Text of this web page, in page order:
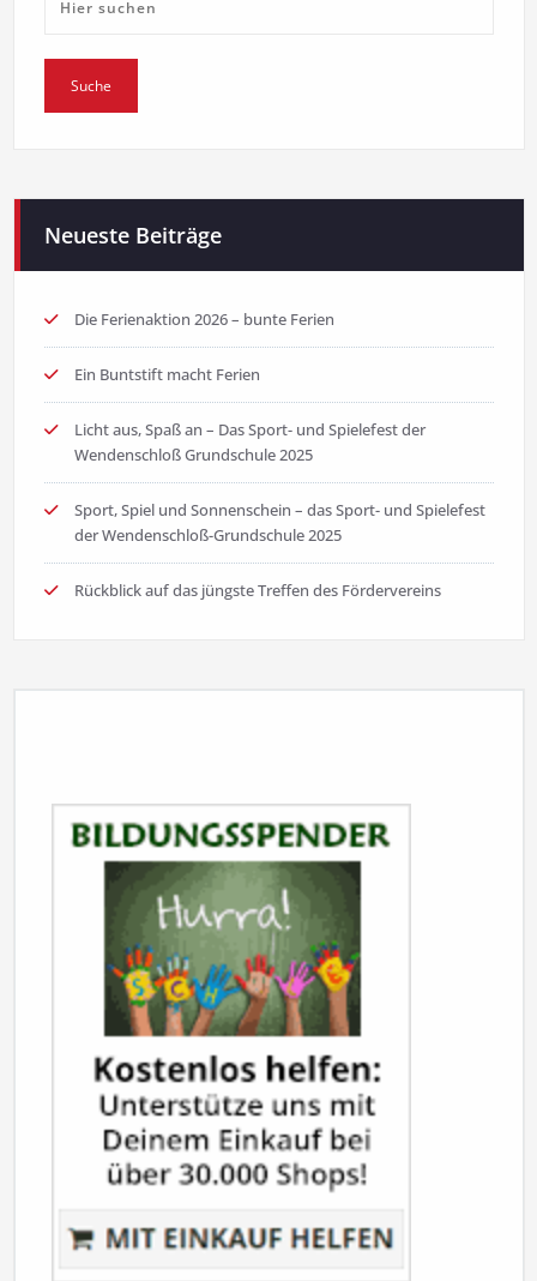
Neueste Beiträge
Die Ferienaktion 2026 – bunte Ferien
Ein Buntstift macht Ferien
Licht aus, Spaß an – Das Sport- und Spielefest der
Wendenschloß Grundschule 2025
Sport, Spiel und Sonnenschein – das Sport- und Spielefest
der Wendenschloß-Grundschule 2025
Rückblick auf das jüngste Treffen des Fördervereins